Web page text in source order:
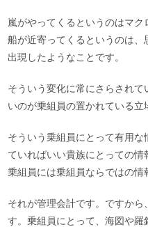
嵐がやってくるというのはマ
船が近寄ってくるというのは
出現したようなことです。
そういう変化に常にさらされ
いのが乗組員の置かれている立
そういう乗組員にとって有用
ていればいい貴族にとっての情
乗組員には乗組員ならではの情
それが管理会計です。ですか
す。乗組員にとって、海図や羅